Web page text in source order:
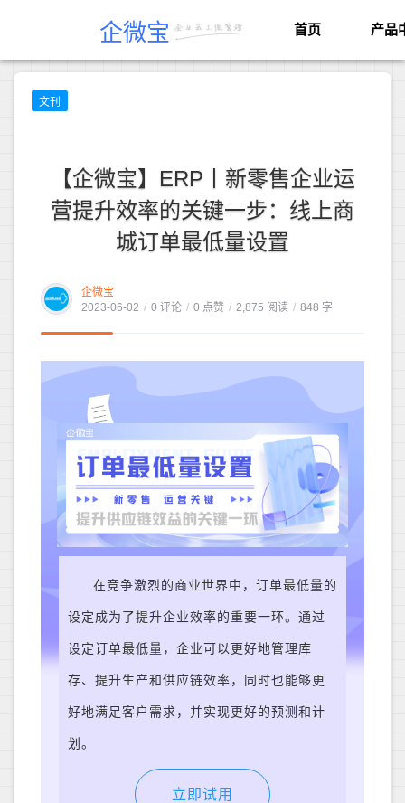
企微宝 首页 产品
文刊
【企微宝】ERP丨新零售企业运
营提升效率的关键一步：线上商
城订单最低量设置
企微宝
2023-06-02 / 0 评论 / 0 点赞 / 2,875 阅读 / 848 字
在竞争激烈的商业世界中，订单最低量的
设定成为了提升企业效率的重要一环。通过
设定订单最低量，企业可以更好地管理库
存、提升生产和供应链效率，同时也能够更
好地满足客户需求，并实现更好的预测和计
划。
立即试用